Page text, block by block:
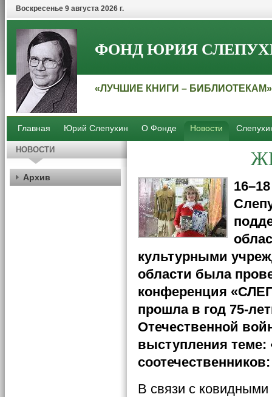
Воскресенье 9 августа 2026 г.
ФОНД ЮРИЯ
«ЛУЧШИЕ КНИГИ – БИБЛИОТЕКАМ»
Главная Юрий Слепухин О Фонде Новости
культурными
области была
конференция
прошла в год 75-
Отечественной
выступления теме:
В связи с
НОВОСТИ
Архив